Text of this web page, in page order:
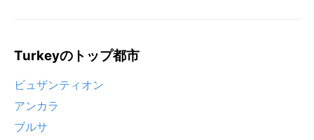
Turkeyのトップ都市
ビュザンティオン
アンカラ
ブルサ